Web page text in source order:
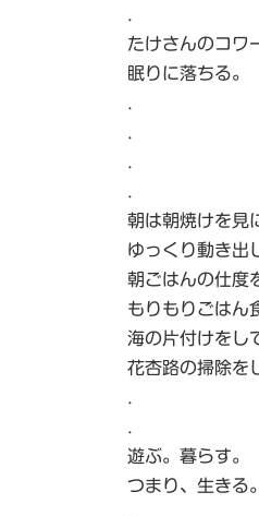
たけさんのコワ
眠りに落ちる。
朝は朝焼けを見
ゆっくり動き出
朝ごはんの仕度
もりもりごはん
海の片付けをし
花杏路の掃除を
遊ぶ。暮らす。
つまり、生きる